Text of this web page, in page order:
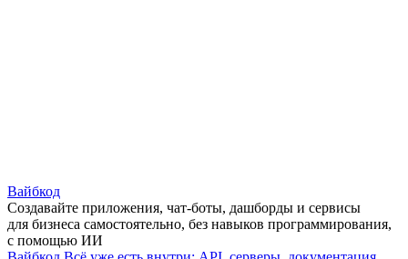
Вайбкод
Создавайте приложения, чат-боты, дашборды и сервисы
для бизнеса самостоятельно, без навыков программирования,
с помощью ИИ